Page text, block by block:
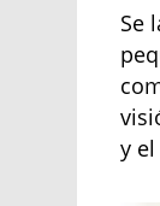
Se
y